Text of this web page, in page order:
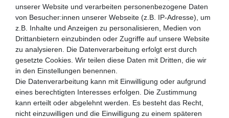
unserer Website und verarbeiten personenbezogene Daten
von Besucher:innen unserer Webseite (z.B. IP-Adresse), um
z.B. Inhalte und Anzeigen zu personalisieren, Medien von
Drittanbietern einzubinden oder Zugriffe auf unsere Website
zu analysieren. Die Datenverarbeitung erfolgt erst durch
gesetzte Cookies. Wir teilen diese Daten mit Dritten, die wir
in den Einstellungen benennen.
Die Datenverarbeitung kann mit Einwilligung oder aufgrund
eines berechtigten Interesses erfolgen. Die Zustimmung
kann erteilt oder abgelehnt werden. Es besteht das Recht,
nicht einzuwilligen und die Einwilligung zu einem späteren